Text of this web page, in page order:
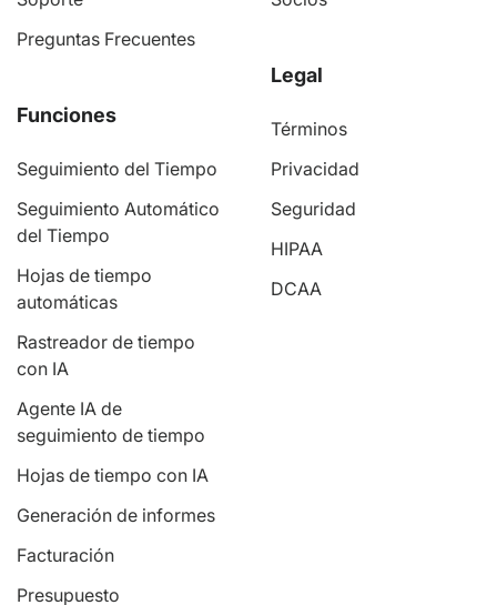
Preguntas Frecuentes
Funciones
Seguimiento del Tiempo
Seguimiento Automático
del Tiempo
Hojas de tiempo
automáticas
Rastreador de tiempo
con IA
Agente IA de
seguimiento de tiempo
Hojas de tiempo con IA
Generación de informes
Facturación
Presupuesto
Legal
Términos
Privacidad
Seguridad
HIPAA
DCAA